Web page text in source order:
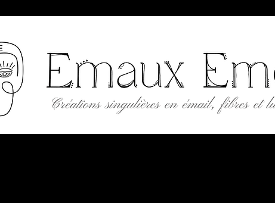
ÉMAUX ÉMOI
Créations singulières en émail, fibres et lumière.